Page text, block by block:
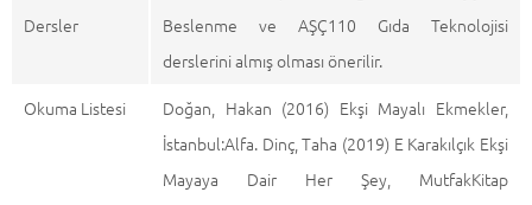
Dersler
Beslenme ve AŞÇ110 Gıda Teknolojisi
derslerini almış olması önerilir.
Okuma Listesi
Doğan, Hakan (2016) Ekşi Mayalı Ekmekler,
İstanbul:Alfa. Dinç, Taha (2019) E Karakılçık Ekşi
Mayaya Dair Her Şey, MutfakKitap